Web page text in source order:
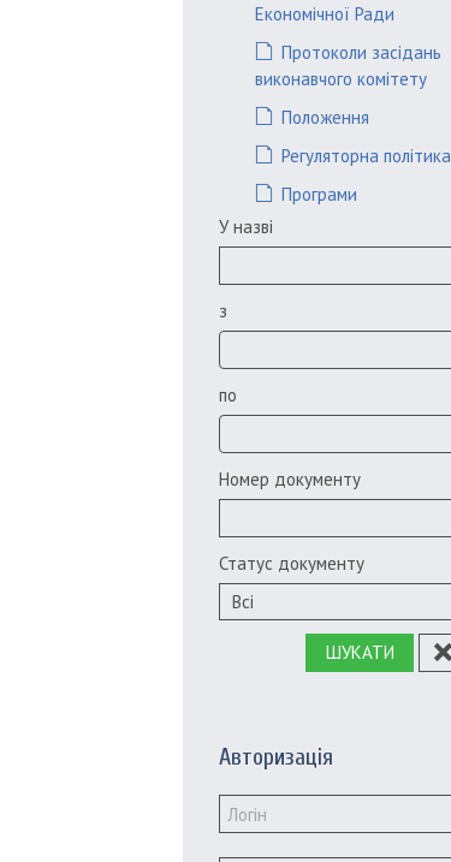
Економічної Ради
Протоколи засідань
виконавчого комітету
Положення
Регуляторна політика
Програми
У назві
з
по
Номер документу
Статус документу
ШУКАТИ
Авторизація